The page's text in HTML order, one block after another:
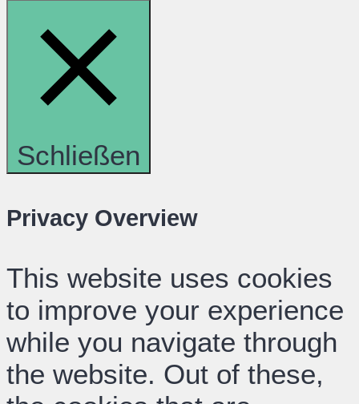
Schließen
Privacy Overview
This website uses cookies
to improve your experience
while you navigate through
the website. Out of these,